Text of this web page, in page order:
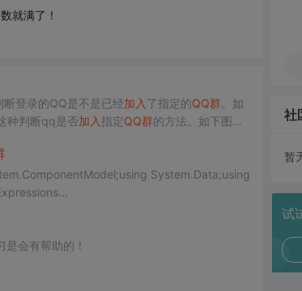
就满了！
登录的QQ是不是已经加入 了指定的QQ群 。如
种判断qq是否加入指定QQ群的方法。如下图：
System.Data;using
是会有帮助的！
社
暂
试